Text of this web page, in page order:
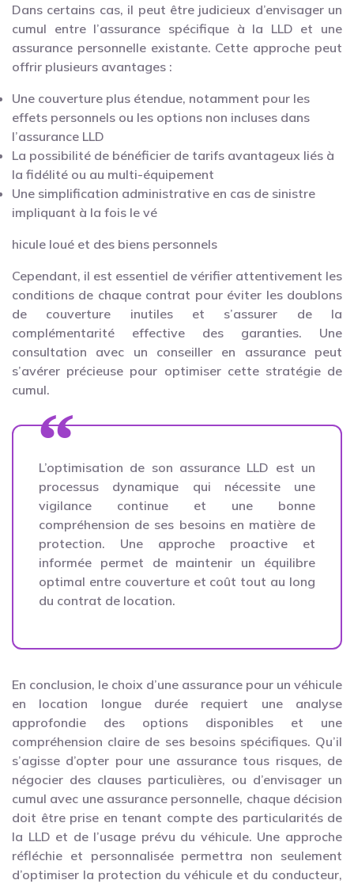
Dans certains cas, il peut être judicieux d’envisager un
cumul entre l’assurance spécifique à la LLD et une
assurance personnelle existante. Cette approche peut
offrir plusieurs avantages :
Une couverture plus étendue, notamment pour les
effets personnels ou les options non incluses dans
l’assurance LLD
La possibilité de bénéficier de tarifs avantageux liés à
la fidélité ou au multi-équipement
Une simplification administrative en cas de sinistre
impliquant à la fois le vé
hicule loué et des biens personnels
Cependant, il est essentiel de vérifier attentivement les
conditions de chaque contrat pour éviter les doublons
de couverture inutiles et s’assurer de la
complémentarité effective des garanties. Une
consultation avec un conseiller en assurance peut
s’avérer précieuse pour optimiser cette stratégie de
cumul.
L’optimisation de son assurance LLD est un
processus dynamique qui nécessite une
vigilance continue et une bonne
compréhension de ses besoins en matière de
protection. Une approche proactive et
informée permet de maintenir un équilibre
optimal entre couverture et coût tout au long
du contrat de location.
En conclusion, le choix d’une assurance pour un véhicule
en location longue durée requiert une analyse
approfondie des options disponibles et une
compréhension claire de ses besoins spécifiques. Qu’il
s’agisse d’opter pour une assurance tous risques, de
négocier des clauses particulières, ou d’envisager un
cumul avec une assurance personnelle, chaque décision
doit être prise en tenant compte des particularités de
la LLD et de l’usage prévu du véhicule. Une approche
réfléchie et personnalisée permettra non seulement
d’optimiser la protection du véhicule et du conducteur,